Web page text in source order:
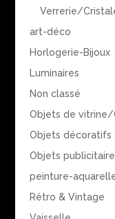
Verrerie/
art-déco
Horlogerie-Bijoux
Luminaires
Non classé
Objets de
Objets décoratifs
Objets
peinture-aquarelle
Rétro & Vintage